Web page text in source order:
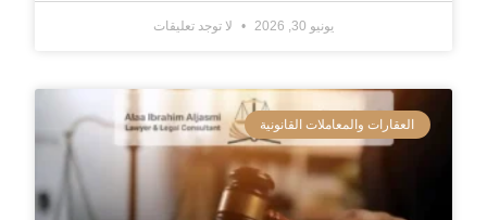
يونيو 30, 2026 لا توجد تعليقات
العقارات والمعاملات القانونية